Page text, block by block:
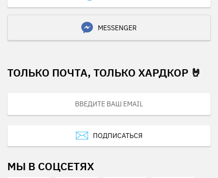
MESSENGER
ТОЛЬКО ПОЧТА, ТОЛЬКО ХАРДКОР 🤘
ПОДПИСАТЬСЯ
МЫ В СОЦСЕТЯХ